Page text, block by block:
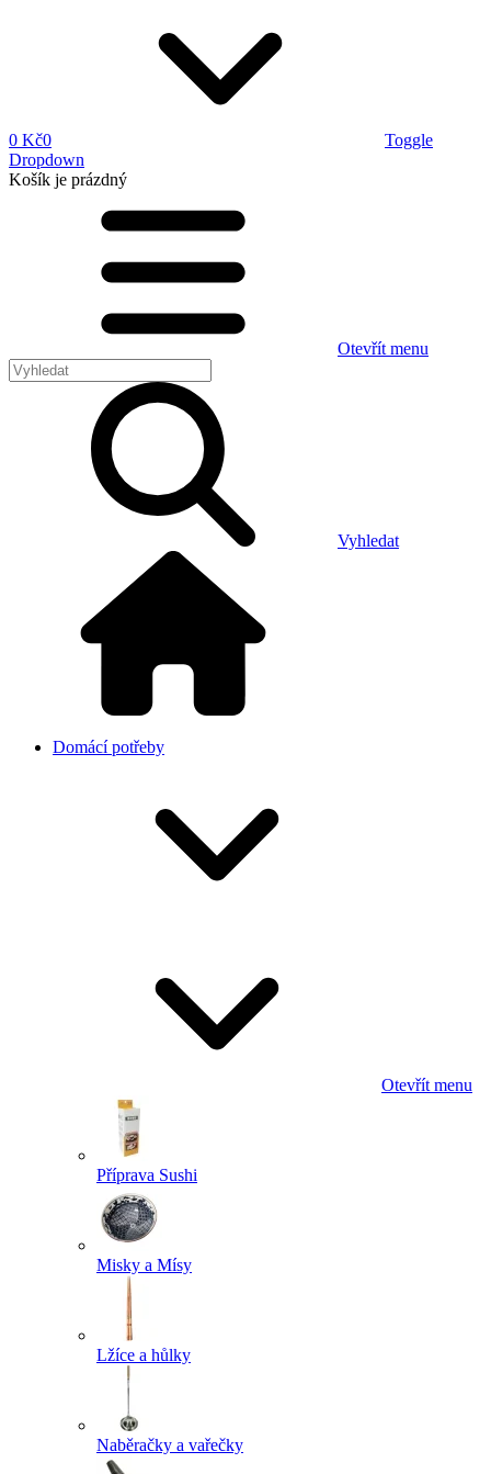
0 Kč0
Toggle
Dropdown
Košík je prázdný
Otevřít menu
Vyhledat
Domácí potřeby
Otevřít menu
Příprava Sushi
Misky a Mísy
Lžíce a hůlky
Naběračky a vařečky